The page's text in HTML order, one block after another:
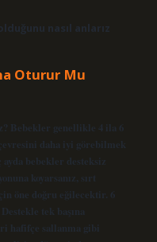
nasıl anlarız
Oturur Mu
Bebekler genellikle 4 ila 6
daha iyi görebilmek
bebekler desteksiz
koyarsanız, sırt
öne doğru eğilecektir. 6
tek başına
hafifçe sallanma gibi